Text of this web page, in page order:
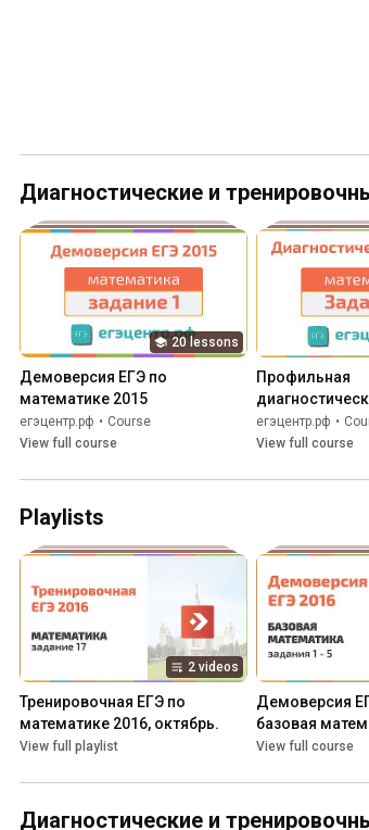
Диагностические и
20 lessons
Демоверсия ЕГЭ по
математике 2015
егэцентр.рф • Course
View full course
Профильная
Вариант
егэцентр.рф •
View full course
Playlists
2 videos
Тренировочная ЕГЭ по
математике 2016, октябрь.
View full playlist
Демоверсия
базовая
View full course
Диагностические и